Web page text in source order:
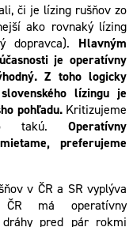
či je lízing rušňov zo
ako rovnaký lízing
dopravca). Hlavným
je operatívny
Z toho logicky
lízingu je
pohľadu.Kritizujeme
takú. Operatívny
preferujeme
v ČR a SR vyplýva
ČR má operatívny
dráhy pred pár rokmi